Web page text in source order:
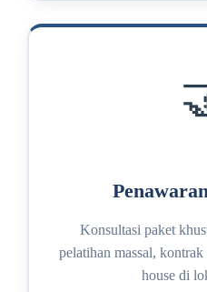
Konsultasi paket
pelatihan massal,
house di